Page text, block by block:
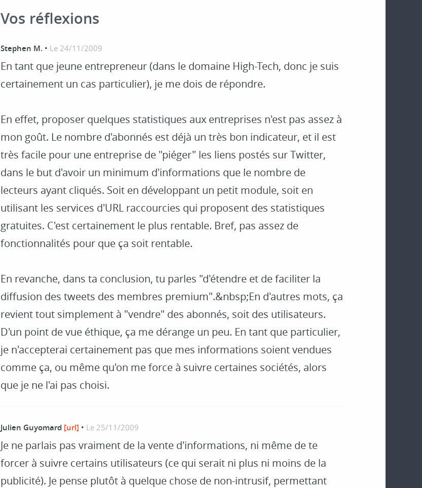
Vos réflexions
Stephen M. • Le 24/11/2009
En tant que jeune entrepreneur (dans le domaine High-Tech, donc je suis
certainement un cas particulier), je me dois de répondre.
En effet, proposer quelques statistiques aux entreprises n'est pas assez à
mon goût. Le nombre d'abonnés est déjà un très bon indicateur, et il est
très facile pour une entreprise de "piéger" les liens postés sur Twitter,
dans le but d'avoir un minimum d'informations que le nombre de
lecteurs ayant cliqués. Soit en développant un petit module, soit en
utilisant les services d'URL raccourcies qui proposent des statistiques
gratuites. C'est certainement le plus rentable. Bref, pas assez de
fonctionnalités pour que ça soit rentable.
En revanche, dans ta conclusion, tu parles "d'étendre et de faciliter la
diffusion des tweets des membres premium".&nbsp;En d'autres mots, ça
revient tout simplement à "vendre" des abonnés, soit des utilisateurs.
D'un point de vue éthique, ça me dérange un peu. En tant que particulier,
je n'accepterai certainement pas que mes informations soient vendues
comme ça, ou même qu'on me force à suivre certaines sociétés, alors
que je ne l'ai pas choisi.
Julien Guyomard [url] • Le 25/11/2009
Je ne parlais pas vraiment de la vente d'informations, ni même de te
forcer à suivre certains utilisateurs (ce qui serait ni plus ni moins de la
publicité). Je pense plutôt à quelque chose de non-intrusif, permettant